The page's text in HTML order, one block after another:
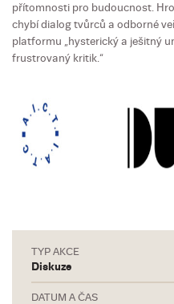
přítomnosti pro budoucnost.
chybí dialog tvůrců a odborné
platformu „hysterický a ješitný
frustrovaný kritik.“
TYP AKCE
Diskuze
DATUM A ČAS